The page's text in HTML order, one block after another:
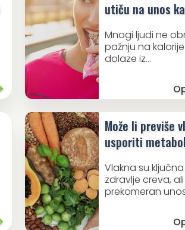
utiču na unos
Mnogi ljudi ne
pažnju na
dolaze iz...
Može li previše
usporiti
Vlakna su
zdravlje creva,
prekomeran